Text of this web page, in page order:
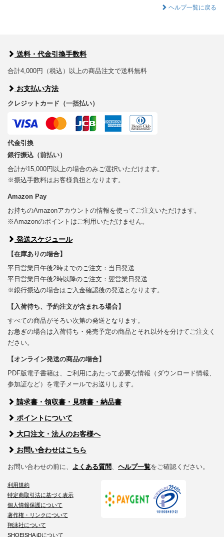
ヘルプ一覧に戻る
送料・代金引換手数料
合計4,000円（税込）以上の商品注文で送料無料
お支払い方法
クレジットカード（一括払い）
代金引換
銀行振込（前払い）
合計が15,000円以上の場合のみご選択いただけます。
※振込手数料はお客様負担となります。
Amazon Pay
お持ちのAmazonアカウントの情報を使ってご注文いただけます。
※Amazonのポイントはご利用いただけません。
発送スケジュール
【在庫ありの場合】
平日営業日午後2時までのご注文：当日発送
平日営業日午後2時以降のご注文：翌営業日発送
※銀行振込の場合はご入金確認後の発送となります。
【入荷待ち、予約注文が含まれる場合】
すべての商品がそろい次第の発送となります。
お急ぎの場合は入荷待ち・発売予定の商品とそれ以外を分けてご注文く
ださい。
【オンライン発送の商品の場合】
PDF版電子書籍は、ご利用にあたって必要な情報（ダウンロード情報、
参加証など）を電子メールでお送りします。
請求書・領収書・見積書・納品書
ポイントについて
大口注文・法人のお客様へ
お問い合わせはこちら
お問い合わせの前に、 よくある質問 ヘルプ一覧をご確認ください。
利用規約
特定商取引法に基づく表示
個人情報保護について
著作権・リンクについて
翔泳社について
SHOEISHA iDについて